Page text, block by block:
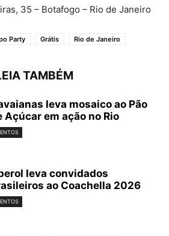
35 – Botafogo – Rio de Janeiro
Party Grátis Rio de Janeiro
TAMBÉM
leva mosaico ao Pão
Açúcar em ação no Rio
leva convidados
ao Coachella 2026